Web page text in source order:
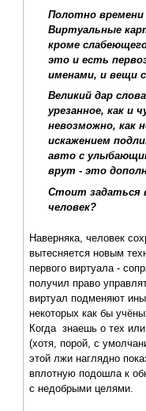
Полотно
Виртуальные
кроме
это и есть
именами, и вещи
Великий дар
урезанное, как и
невозможно, как
искажением
авто с
врут - это
Стоит задаться
человек?
Наверняка, человек
вытесняется новым
первого виртуала -
получил право
виртуал подменяют
некоторых как бы
Когда знаешь о тех
(хотя, порой, с
этой лжи наглядно
вплотную подошла к
с недобрыми целями.